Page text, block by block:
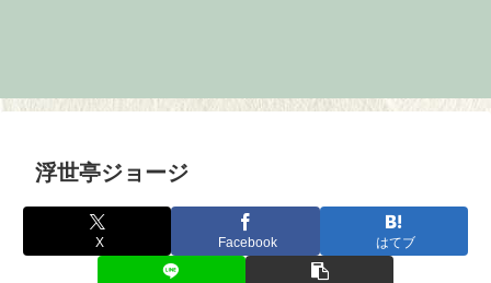
浮世亭ジョージ
X Facebook はてブ